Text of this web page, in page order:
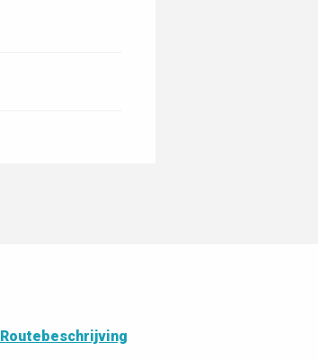
Routebeschrijving